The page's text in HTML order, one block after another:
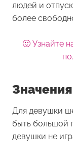
людей и
более
🙂 Узнайте
Для девушки
быть большой
девушки не